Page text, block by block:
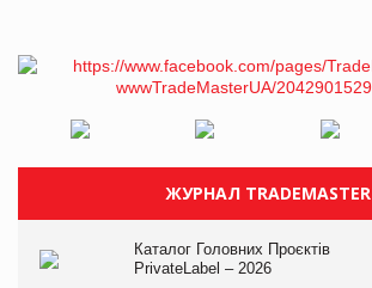
ЖУРНАЛ TRADEMASTER
Каталог Головних Проєктів
PrivateLabel – 2026